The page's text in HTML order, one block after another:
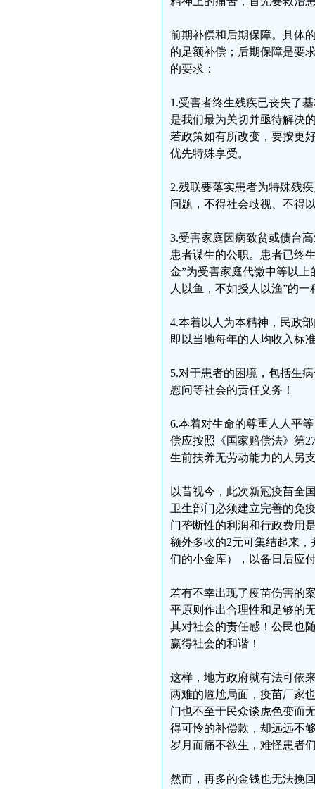
前期补偿和后期保障。具体
的足额补偿；后期保障是要
的要求：
1.受害者终生残疾已丧失了
是我们最为关切并亟待解决
若政策如有所改变，要按更
优先特殊享受。
2.残联要落实患者为特殊残
问题，不得社会歧视、不得
3.受害家庭因病致贫或债台
患者谋生的公职。患者已终
金”为受害家庭代缴中等以
人以鱼，不如授人以渔”的
4.本着以人为本精神，民政
即以当地每年的人均收入标
5.对于患者的困境，包括生
慰问等社会的责任义务！
6.本着对生命的尊重人人平
偿应按照《国家赔偿法》第
生前扶养无劳动能力的人另
以昔视今，此次新冠疫苗全
卫生部门必须建立完善的免
门垄断性的利润和行政费用
额外多收的2元可集结起来
们的小金库），以备日后应
若有不幸出现了疫苗伤害的
平原则作出合理性和足够的
其对社会的责任感！公民也
赢得社会的和谐！
这样，地方政府就有法可依
两难的尴尬局面，疫苗厂家
门也不至于民众谈虎色变而
得可怜的补偿款，却远远不
岁月而痛不欲生，难怪患者
然而，再多的金钱也无法挽